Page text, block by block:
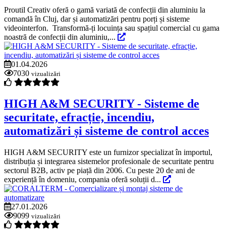
Proutil Creativ oferă o gamă variată de confecții din aluminiu la
comandă în Cluj, dar și automatizări pentru porți și sisteme
videointerfon. Transformă-ți locuința sau spațiul comercial cu gama
noastră de confecții din aluminiu,...
01.04.2026
7030 vizualizări
HIGH A&M SECURITY - Sisteme de
securitate, efracție, incendiu,
automatizări și sisteme de control acces
HIGH A&M SECURITY este un furnizor specializat în importul,
distribuția și integrarea sistemelor profesionale de securitate pentru
sectorul B2B, activ pe piață din 2006. Cu peste 20 de ani de
experiență în domeniu, compania oferă soluții d...
27.01.2026
9099 vizualizări